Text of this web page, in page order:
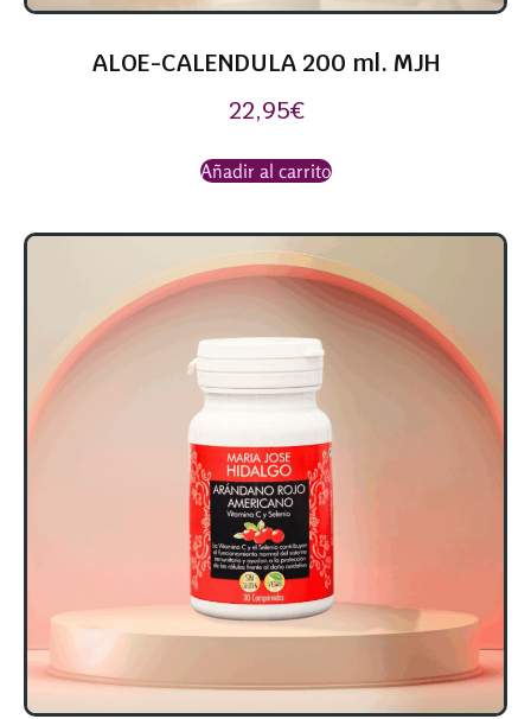
ALOE-CALENDULA 200 ml. MJH
22,95€
Añadir al carrito